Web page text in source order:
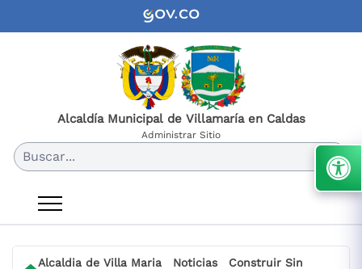
Alcaldía Municipal de Villamaría en Caldas
Administrar Sitio
Buscar...
Alcaldia de Villa Maria Noticias
Construir Sin